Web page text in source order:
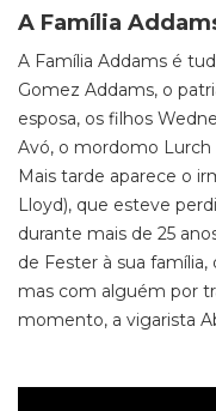
A Família
A Família Addams é
Gomez Addams, o
esposa, os filhos
Avó, o mordomo Lurch
Mais tarde aparece o
Lloyd), que esteve
durante mais de 25
de Fester à sua
mas com alguém por
momento, a vigarista